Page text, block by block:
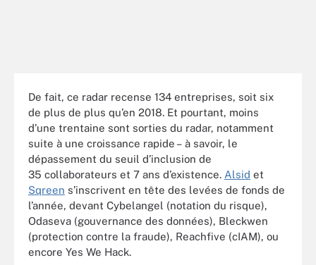
De fait, ce radar recense 134 entreprises, soit six
de plus de plus qu’en 2018. Et pourtant, moins
d’une trentaine sont sorties du radar, notamment
suite à une croissance rapide – à savoir, le
dépassement du seuil d’inclusion de
35 collaborateurs et 7 ans d’existence. Alsid et
Sqreen s’inscrivent en tête des levées de fonds de
l’année, devant Cybelangel (notation du risque),
Odaseva (gouvernance des données), Bleckwen
(protection contre la fraude), Reachfive (cIAM), ou
encore Yes We Hack.